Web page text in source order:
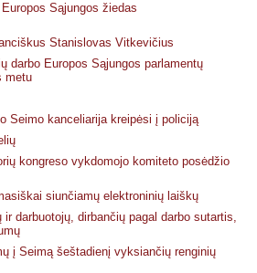
Sąjungos žiedas
Stanislovas Vitkevičius
darbo Europos Sąjungos parlamentų
metu
Seimo kanceliarija kreipėsi į policiją
kongreso vykdomojo komiteto posėdžio
siunčiamų elektroninių laiškų
ir darbuotojų, dirbančių pagal darbo sutartis,
į Seimą šeštadienį vyksiančių renginių